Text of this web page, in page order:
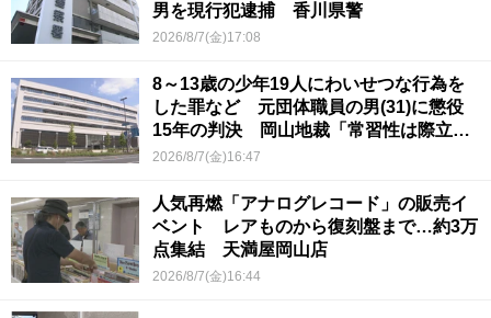
男を現行犯逮捕 香川県警
2026/8/7(金)17:08
8～13歳の少年19人にわいせつな行為を
した罪など 元団体職員の男(31)に懲役
15年の判決 岡山地裁「常習性は際立っ
ていて被害結果も非常に重い」
2026/8/7(金)16:47
人気再燃「アナログレコード」の販売イ
ベント レアものから復刻盤まで…約3万
点集結 天満屋岡山店
2026/8/7(金)16:44